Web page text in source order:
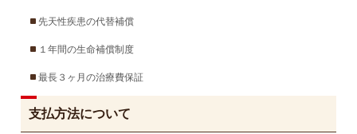
先天性疾患の代替補償
１年間の生命補償制度
最長３ヶ月の治療費保証
支払方法について